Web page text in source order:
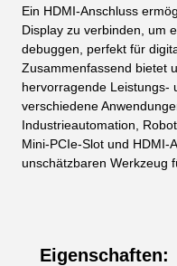
Ein HDMI-Anschluss
Display zu verbinden, um
debuggen, perfekt für
Zusammenfassend bietet
hervorragende Leistungs-
verschiedene
Industrieautomation,
Mini-PCIe-Slot und HDMI-
unschätzbaren Werkzeug
Eigenschaften: